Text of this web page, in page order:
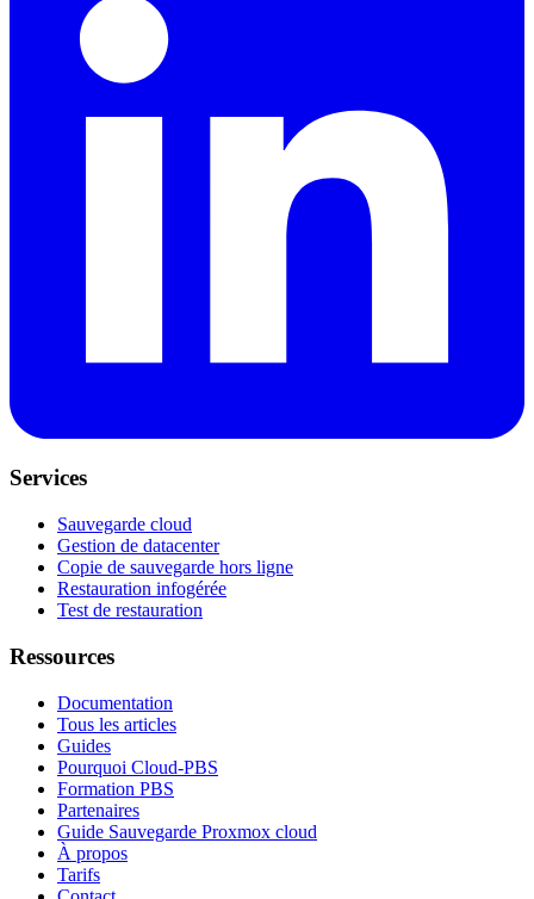
Services
Sauvegarde cloud
Gestion de datacenter
Copie de sauvegarde hors ligne
Restauration infogérée
Test de restauration
Ressources
Documentation
Tous les articles
Guides
Pourquoi Cloud-PBS
Formation PBS
Partenaires
Guide Sauvegarde Proxmox cloud
À propos
Tarifs